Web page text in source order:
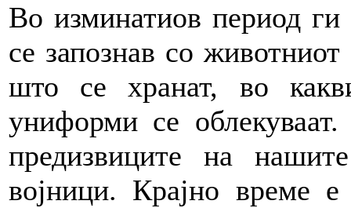
Во изминатиов период
се запознав со
што се хранат, во
униформи се
предизвиците на
војници. Крајно време